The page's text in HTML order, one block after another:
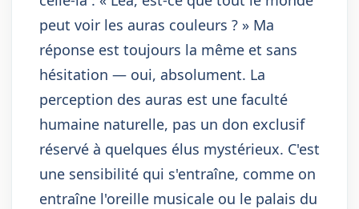
peut voir les auras couleurs ? » Ma
réponse est toujours la même et sans
hésitation — oui, absolument. La
perception des auras est une faculté
humaine naturelle, pas un don exclusif
réservé à quelques élus mystérieux. C'est
une sensibilité qui s'entraîne, comme on
entraîne l'oreille musicale ou le palais du